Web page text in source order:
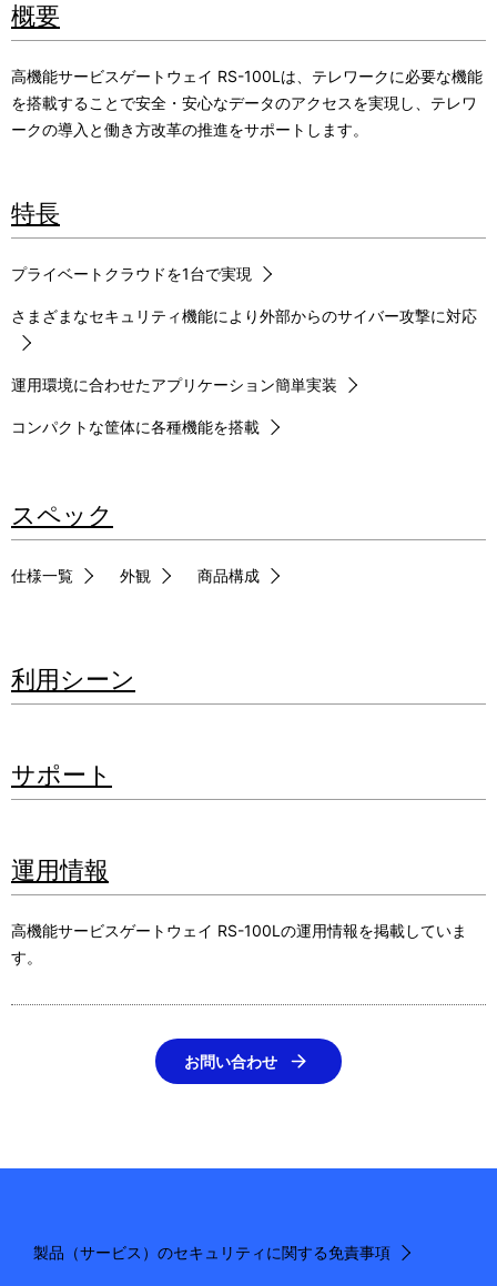
概要
高機能サービスゲートウェイ RS-100Lは、テレワークに必要な機能
を搭載することで安全・安心なデータのアクセスを実現し、テレワ
ークの導入と働き方改革の推進をサポートします。
特長
プライベートクラウドを1台で実現
さまざまなセキュリティ機能により外部からのサイバー攻撃に対応
運用環境に合わせたアプリケーション簡単実装
コンパクトな筐体に各種機能を搭載
スペック
仕様一覧 外観 商品構成
利用シーン
サポート
運用情報
高機能サービスゲートウェイ RS-100Lの運用情報を掲載していま
す。
お問い合わせ
製品（サービス）のセキュリティに関する免責事項